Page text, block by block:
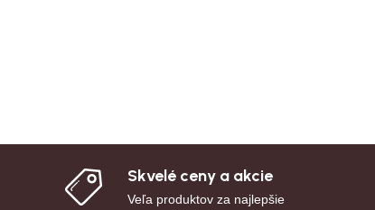
Skvelé ceny a akcie
Veľa produktov za najlepšie